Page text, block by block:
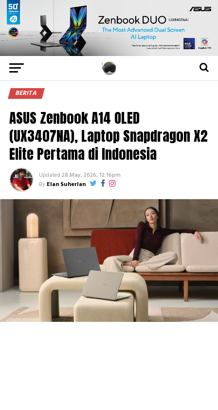
BERITA
ASUS Zenbook A14 OLED
(UX3407NA), Laptop Snapdragon X2
Elite Pertama di Indonesia
Updated 28 May, 2026, 12:16pm
By Elan Suherlan